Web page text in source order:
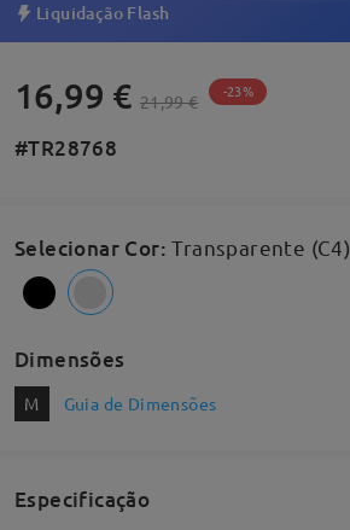
Liquidação Flash
16,99 € 21,99 € -23%
#TR28768
Selecionar Cor:Transparente (C4)
Dimensões
M Guia de Dimensões
Especificação